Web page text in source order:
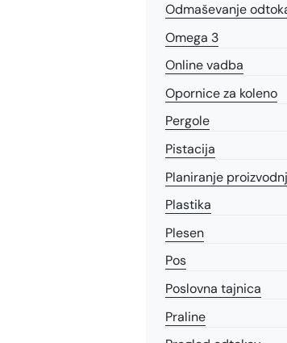
Odmaševanje
Omega 3
Online vadba
Opornice za koleno
Pergole
Pistacija
Planiranje
Plastika
Plesen
Pos
Poslovna tajnica
Praline